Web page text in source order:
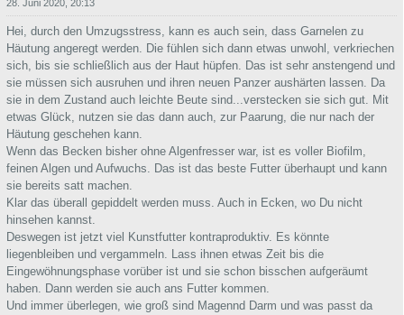
28. Juni 2020, 20:13
Hei, durch den Umzugsstress, kann es auch sein, dass Garnelen zu
Häutung angeregt werden. Die fühlen sich dann etwas unwohl, verkriechen
sich, bis sie schließlich aus der Haut hüpfen. Das ist sehr anstengend und
sie müssen sich ausruhen und ihren neuen Panzer aushärten lassen. Da
sie in dem Zustand auch leichte Beute sind...verstecken sie sich gut. Mit
etwas Glück, nutzen sie das dann auch, zur Paarung, die nur nach der
Häutung geschehen kann.
Wenn das Becken bisher ohne Algenfresser war, ist es voller Biofilm,
feinen Algen und Aufwuchs. Das ist das beste Futter überhaupt und kann
sie bereits satt machen.
Klar das überall gepiddelt werden muss. Auch in Ecken, wo Du nicht
hinsehen kannst.
Deswegen ist jetzt viel Kunstfutter kontraproduktiv. Es könnte
liegenbleiben und vergammeln. Lass ihnen etwas Zeit bis die
Eingewöhnungsphase vorüber ist und sie schon bisschen aufgeräumt
haben. Dann werden sie auch ans Futter kommen.
Und immer überlegen, wie groß sind Magennd Darm und was passt da